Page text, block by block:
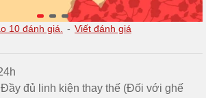
đủ linh kiện thay thế (Đối với ghế
10 đánh giá. - Viết đánh giá